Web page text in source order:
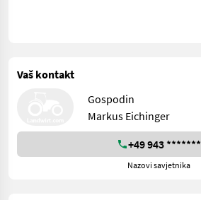
Vaš kontakt
Gospodin
Markus Eichinger
+49 943 *******
Nazovi savjetnika